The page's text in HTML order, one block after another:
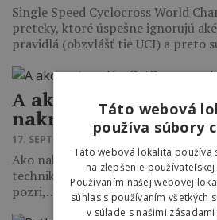
Single Speed Cyclocross World
preteky, ktoré úspešne ignorujú
pravidlá (obzvlášť tie UCI) a preto
A ako sa to celé s
nakrúcalo?
17. SEPTEMBRA 2015 18:14
Ako nakrúcali s RatBoyom na
techniku používajú Cut Media pri
pozri,…
Táto webová
používa súbory
Táto webová lokalita používa
na zlepšenie
Používaním našej webovej
súhlas s používaním všetkých
v súlade s našimi